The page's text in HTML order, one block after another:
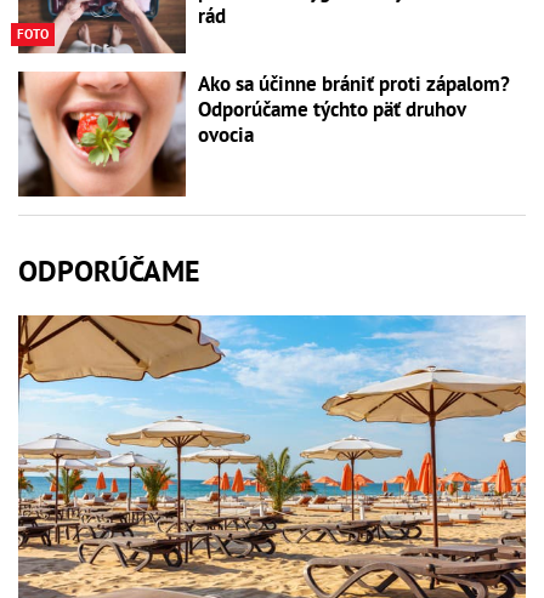
FOTO
rád
Ako sa účinne brániť proti zápalom?
Odporúčame týchto päť druhov
ovocia
ODPORÚČAME